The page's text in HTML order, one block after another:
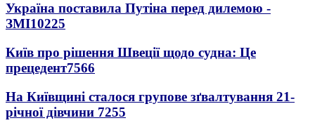
Україна поставила Путіна перед дилемою -
ЗМІ10225
Київ про рішення Швеції щодо судна: Це
прецедент7566
На Київщині сталося групове зґвалтування 21-
річної дівчини 7255